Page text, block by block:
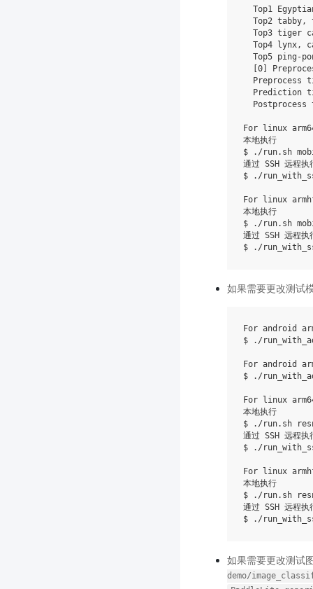
Top1
Top2 tabby,
Top3 tiger
Top4 lynx,
Top5 ping-
0]
Preprocess
Prediction
Postprocess
For linux
本地执行
$ ./run.sh
通过 SSH 远程执
$ ./
For linux
本地执行
$ ./run.sh
通过 SSH 远程执
$ ./
如果需要更改测试
For android
$ ./
For android
$ ./
For linux
本地执行
$ ./run.sh
通过 SSH 远程执
$ ./
For linux
本地执行
$ ./run.sh
通过 SSH 远程执
$ ./
如果需要更改测试
demo/